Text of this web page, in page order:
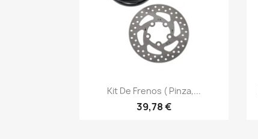
 Vista rápida
Kit De Frenos ( Pinza,...
39,78 €